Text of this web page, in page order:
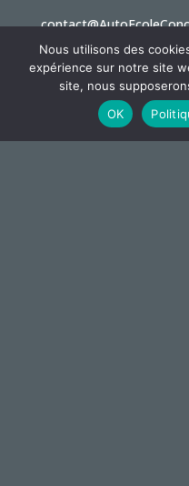
HORAIRES
Lundi : de 16h00 à 19h00
Mardi : de 16h00 à 19h00
Nous utilisons des
expérience sur notre site
site, nous
OK